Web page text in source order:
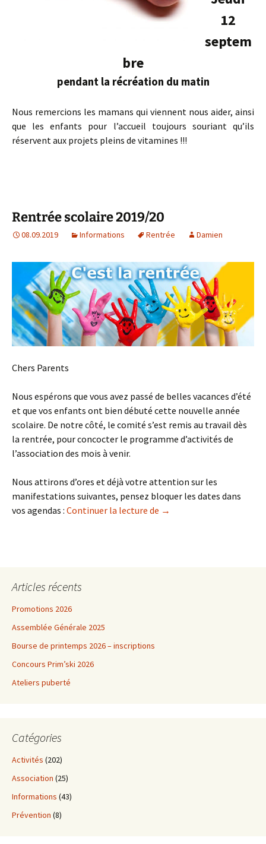
12
septem
bre
pendant la récréation du matin
Nous remercions les mamans qui viennent nous aider, ainsi
que les enfants pour l’accueil toujours souriant qu’ils
réservent aux projets pleins de vitamines !!!
Rentrée scolaire 2019/20
08.09.2019 Informations Rentrée Damien
Chers Parents
Nous espérons que vous avez passé de belles vacances d’été
et que vos enfants ont bien débuté cette nouvelle année
scolaire. De notre côté, le comité s’est remis au travail dès
la rentrée, pour concocter le programme d’activités de
l’association des mois à venir.
Nous attirons d’ores et déjà votre attention sur les
manifestations suivantes, pensez bloquer les dates dans
vos agendas : Continuer la lecture de Rentrée scolaire 2019/20
→
Articles récents
Promotions 2026
Assemblée Générale 2025
Bourse de printemps 2026 – inscriptions
Concours Prim’ski 2026
Ateliers puberté
Catégories
Activités (202)
Association (25)
Informations (43)
Prévention (8)